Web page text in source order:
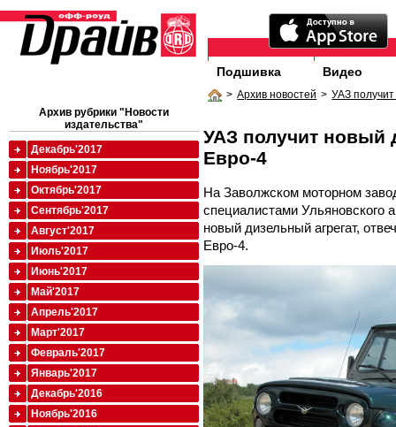
Подшивка Видео
> Архив новостей > УАЗ
УАЗ получит новый
Евро-4
На Заволжском моторном
специалистами Ульяновского
новый дизельный агрегат,
Евро-4.
Архив рубрики "Новости
издательства"
Декабрь'2017
Ноябрь'2017
Октябрь'2017
Сентябрь'2017
Август'2017
Июль'2017
Июнь'2017
Май'2017
Апрель'2017
Март'2017
Февраль'2017
Январь'2017
Декабрь'2016
Ноябрь'2016